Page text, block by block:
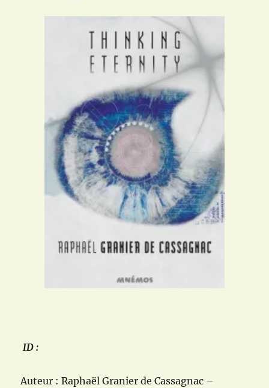
ID :
Auteur : Raphaël Granier de Cassagnac –